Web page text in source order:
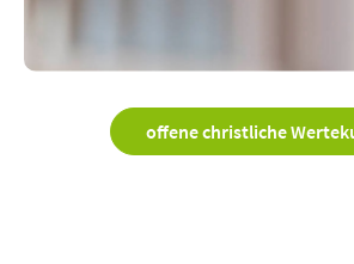
offene christliche